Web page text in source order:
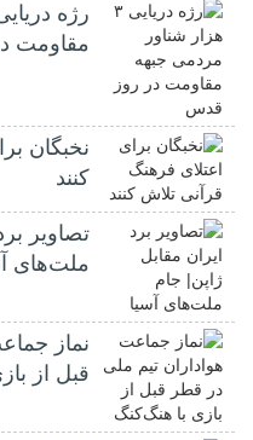
مقاومت
نخبگان
کنند
تصاویر
ملت‌های
نماز
قبل از